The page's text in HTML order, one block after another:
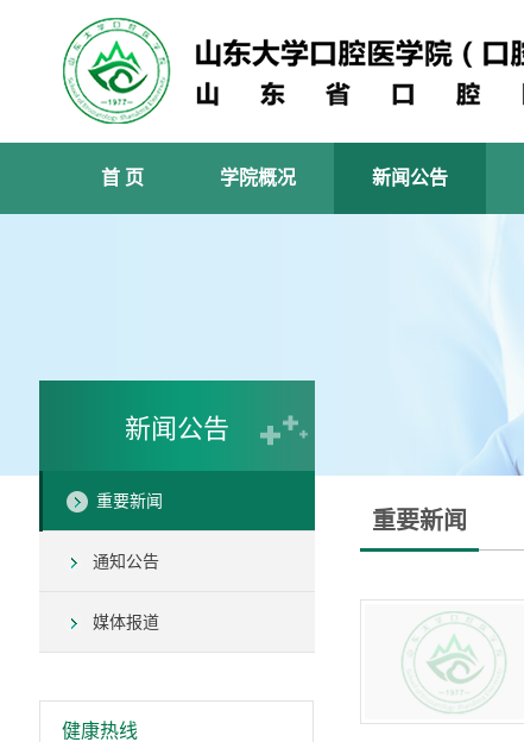
首 页 学院概况 新闻公告
新闻公告
重要新闻
通知公告
媒体报道
健康热线
重要新闻